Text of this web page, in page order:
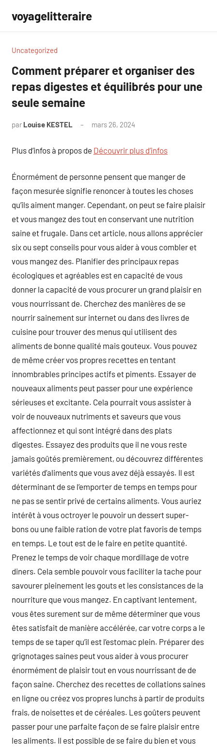
contenu
voyagelitteraire
Uncategorized
Comment préparer et organiser des
repas digestes et équilibrés pour une
seule semaine
par Louise KESTEL mars 26, 2024
Plus d’infos à propos de Découvrir plus d’infos
Énormément de personne pensent que manger de
façon mesurée signifie renoncer à toutes les choses
qu’ils aiment manger. Cependant, on peut se faire plaisir
et vous mangez des tout en conservant une nutrition
saine et frugale. Dans cet article, nous allons apprécier
six ou sept conseils pour vous aider à vous combler et
vous mangez des. Planifier des principaux repas
écologiques et agréables est en capacité de vous
donner la capacité de vous procurer un grand plaisir en
vous nourrissant de. Cherchez des manières de se
nourrir sainement sur internet ou dans des livres de
cuisine pour trouver des menus qui utilisent des
aliments de bonne qualité mais gouteux. Vous pouvez
de même créer vos propres recettes en tentant
innombrables principes actifs et piments. Essayer de
nouveaux aliments peut passer pour une expérience
sérieuses et excitante. Cela pourrait vous assister à
voir de nouveaux nutriments et saveurs que vous
affectionnez et qui sont intégré dans des plats
digestes. Essayez des produits que il ne vous reste
jamais goûtés premièrement, ou découvrez différentes
variétés d’aliments que vous avez déjà essayés. Il est
déterminant de se l’emporter de temps en temps pour
ne pas se sentir privé de certains aliments. Vous auriez
intérêt à vous octroyer le pouvoir un dessert super-
bons ou une faible ration de votre plat favoris de temps
en temps. Le tout est de le faire en petite quantité.
Prenez le temps de voir chaque mordillage de votre
diners. Cela semble pouvoir vous faciliter la tache pour
savourer pleinement les gouts et les consistances de la
nourriture que vous mangez. En captivant lentement,
vous êtes surement sur de même déterminer que vous
êtes satisfait de manière accélérée, car votre corps a le
temps de se taper qu’il est l’estomac plein. Préparer des
grignotages saines peut vous aider à vous procurer
énormément de plaisir tout en vous nourrissant de de
façon saine. Cherchez des recettes de collations saines
en ligne ou créez vos propres lunchs à partir de produits
frais, de noisettes et de céréales. Les goûters peuvent
passer pour une parfaite façon de se faire plaisir entre
les aliments. Il est possible de se faire du bien et vous